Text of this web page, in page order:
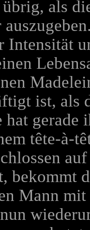
als
Intensität
ist,
hat gerade
tête-à-
bekommt
Mann